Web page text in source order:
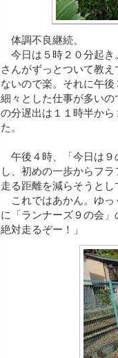
体調不良継続。
今日は５時２０分起き
さんがずっとついて教
ないので楽。それに午
細々とした仕事が多い
の分遅出は１１時半か
た。
午後４時、「今日は９
し、初めの一歩からフ
走る距離を減らそうと
これではあかん。ゆっ
に「ランナーズ９の会
絶対走るぞー！」